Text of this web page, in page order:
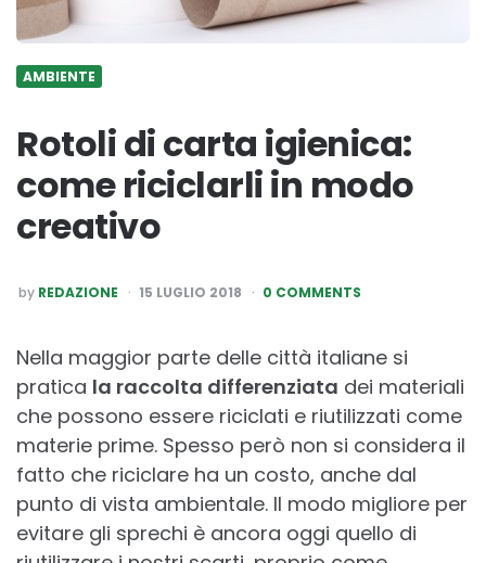
AMBIENTE
Rotoli di carta igienica:
come riciclarli in modo
creativo
POSTED
BY
by REDAZIONE 15 LUGLIO 2018 0 COMMENTS
Nella maggior parte delle città italiane si
pratica la raccolta differenziata dei materiali
che possono essere riciclati e riutilizzati come
materie prime. Spesso però non si considera il
fatto che riciclare ha un costo, anche dal
punto di vista ambientale. Il modo migliore per
evitare gli sprechi è ancora oggi quello di